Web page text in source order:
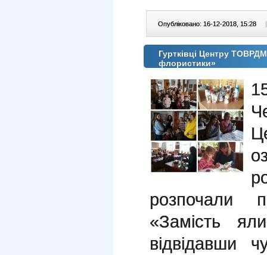
Опубліковано: 16-12-2018, 15:28 |
Гуртківці Центру
флористики»
розпочали
«Замість
відвідавши